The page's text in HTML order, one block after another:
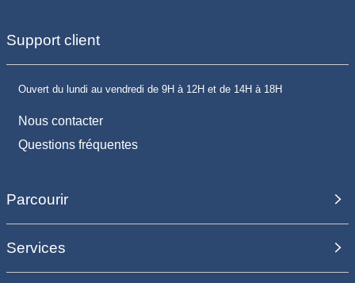
Support client
Ouvert du lundi au vendredi de 9H à 12H et de 14H à 18H
Nous contacter
Questions fréquentes
Parcourir
Services